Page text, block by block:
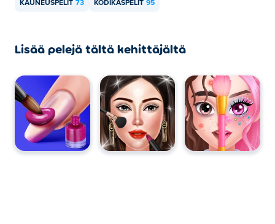
KAUNEUSPELIT 73 KODIKASPELIT 95
Lisää pelejä tältä kehittäjältä